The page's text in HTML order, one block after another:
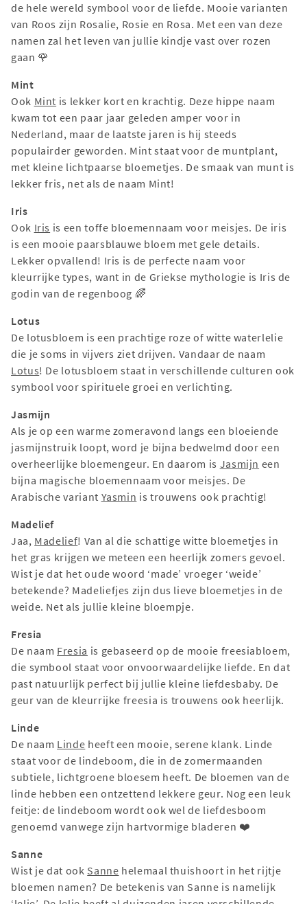
de hele wereld symbool voor de liefde. Mooie varianten
van Roos zijn Rosalie, Rosie en Rosa. Met een van deze
namen zal het leven van jullie kindje vast over rozen
gaan 🌹
Mint
Ook Mint is lekker kort en krachtig. Deze hippe naam
kwam tot een paar jaar geleden amper voor in
Nederland, maar de laatste jaren is hij steeds
populairder geworden. Mint staat voor de muntplant,
met kleine lichtpaarse bloemetjes. De smaak van munt is
lekker fris, net als de naam Mint!
Iris
Ook Iris is een toffe bloemennaam voor meisjes. De iris
is een mooie paarsblauwe bloem met gele details.
Lekker opvallend! Iris is de perfecte naam voor
kleurrijke types, want in de Griekse mythologie is Iris de
godin van de regenboog 🌈
Lotus
De lotusbloem is een prachtige roze of witte waterlelie
die je soms in vijvers ziet drijven. Vandaar de naam
Lotus! De lotusbloem staat in verschillende culturen ook
symbool voor spirituele groei en verlichting.
Jasmijn
Als je op een warme zomeravond langs een bloeiende
jasmijnstruik loopt, word je bijna bedwelmd door een
overheerlijke bloemengeur. En daarom is Jasmijn een
bijna magische bloemennaam voor meisjes. De
Arabische variant Yasmin is trouwens ook prachtig!
Madelief
Jaa, Madelief! Van al die schattige witte bloemetjes in
het gras krijgen we meteen een heerlijk zomers gevoel.
Wist je dat het oude woord ‘made’ vroeger ‘weide’
betekende? Madeliefjes zijn dus lieve bloemetjes in de
weide. Net als jullie kleine bloempje.
Fresia
De naam Fresia is gebaseerd op de mooie freesiabloem,
die symbool staat voor onvoorwaardelijke liefde. En dat
past natuurlijk perfect bij jullie kleine liefdesbaby. De
geur van de kleurrijke freesia is trouwens ook heerlijk.
Linde
De naam Linde heeft een mooie, serene klank. Linde
staat voor de lindeboom, die in de zomermaanden
subtiele, lichtgroene bloesem heeft. De bloemen van de
linde hebben een ontzettend lekkere geur. Nog een leuk
feitje: de lindeboom wordt ook wel de liefdesboom
genoemd vanwege zijn hartvormige bladeren ❤️
Sanne
Wist je dat ook Sanne helemaal thuishoort in het rijtje
bloemen namen? De betekenis van Sanne is namelijk